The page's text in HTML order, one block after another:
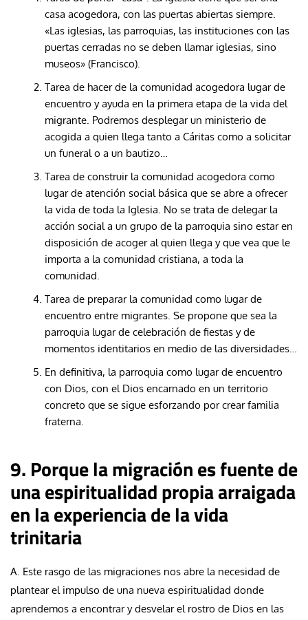
casa acogedora, con las puertas abiertas siempre.
«Las iglesias, las parroquias, las instituciones con las
puertas cerradas no se deben llamar iglesias, sino
museos» (Francisco).
Tarea de hacer de la comunidad acogedora lugar de
encuentro y ayuda en la primera etapa de la vida del
migrante. Podremos desplegar un ministerio de
acogida a quien llega tanto a Cáritas como a solicitar
un funeral o a un bautizo…
Tarea de construir la comunidad acogedora como
lugar de atención social básica que se abre a ofrecer
la vida de toda la Iglesia. No se trata de delegar la
acción social a un grupo de la parroquia sino estar en
disposición de acoger al quien llega y que vea que le
importa a la comunidad cristiana, a toda la
comunidad.
Tarea de preparar la comunidad como lugar de
encuentro entre migrantes. Se propone que sea la
parroquia lugar de celebración de fiestas y de
momentos identitarios en medio de las diversidades…
En definitiva, la parroquia como lugar de encuentro
con Dios, con el Dios encarnado en un territorio
concreto que se sigue esforzando por crear familia
fraterna.
9. Porque la migración es fuente de
una espiritualidad propia arraigada
en la experiencia de la vida
trinitaria
A. Este rasgo de las migraciones nos abre la necesidad de
plantear el impulso de una nueva espiritualidad donde
aprendemos a encontrar y desvelar el rostro de Dios en las